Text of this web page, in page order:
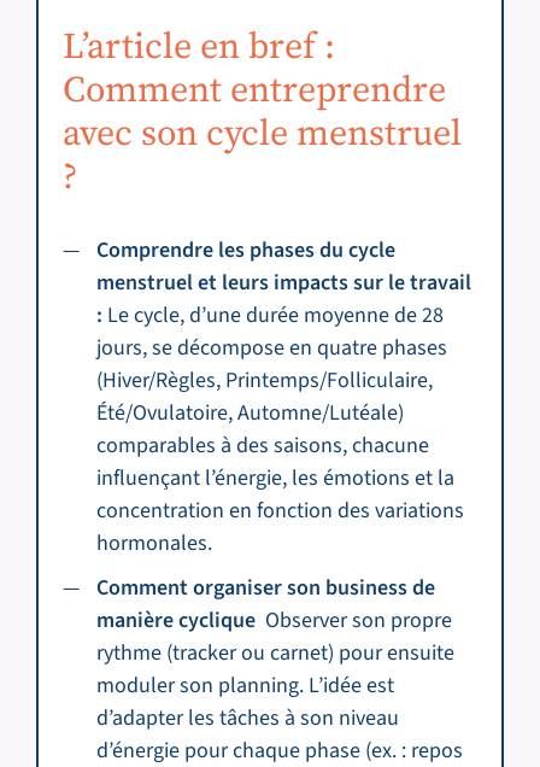
L’article en bref :
Comment entreprendre
avec son cycle menstruel
?
Comprendre les phases du cycle
menstruel et leurs impacts sur le travail
: Le cycle, d’une durée moyenne de 28
jours, se décompose en quatre phases
(Hiver/Règles, Printemps/Folliculaire,
Été/Ovulatoire, Automne/Lutéale)
comparables à des saisons, chacune
influençant l’énergie, les émotions et la
concentration en fonction des variations
hormonales.
Comment organiser son business de
manière cyclique Observer son propre
rythme (tracker ou carnet) pour ensuite
moduler son planning. L’idée est
d’adapter les tâches à son niveau
d’énergie pour chaque phase (ex. : repos